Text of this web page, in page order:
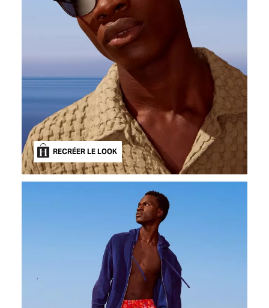
RECRÉER LE LOOK